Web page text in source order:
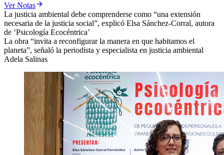
Ver Notas
La justicia ambiental debe comprenderse como “una extensión
necesaria de la justicia social”, explicó Elsa Sánchez-Corral, autora
de ‘Psicología Ecocéntrica’
La obra “invita a reconfigurar la manera en que habitamos el
planeta”, señaló la periodista y especialista en justicia ambiental
Adela Salinas